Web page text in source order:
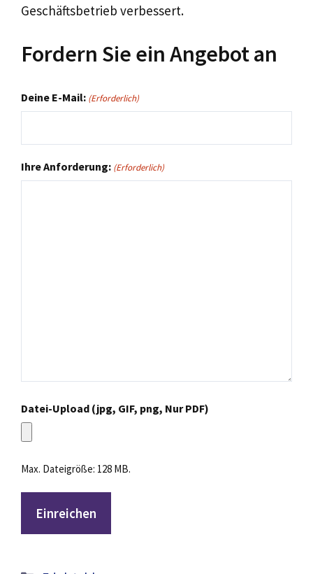
Geschäftsbetrieb verbessert.
Fordern Sie ein Angebot an
Deine E-Mail: (Erforderlich)
Ihre Anforderung: (Erforderlich)
Datei-Upload (jpg, GIF, png, Nur PDF)
Max. Dateigröße: 128 MB.